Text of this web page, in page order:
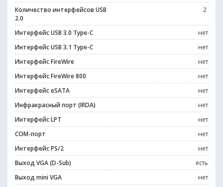
Количество интерфейсов USB
2.0
2
Интерфейс USB 3.0 Type-C
нет
Интерфейс USB 3.1 Type-C
нет
Интерфейс FireWire
нет
Интерфейс FireWire 800
нет
Интерфейс eSATA
нет
Инфракрасный порт (IRDA)
нет
Интерфейс LPT
нет
COM-порт
нет
Интерфейс PS/2
нет
Выход VGA (D-Sub)
есть
Выход mini VGA
нет